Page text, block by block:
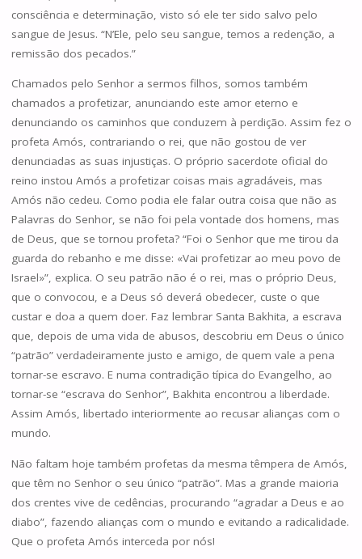
consciência e determinação, visto só ele ter sido salvo pelo
sangue de Jesus. “N’Ele, pelo seu sangue, temos a redenção, a
remissão dos pecados.”
Chamados pelo Senhor a sermos filhos, somos também
chamados a profetizar, anunciando este amor eterno e
denunciando os caminhos que conduzem à perdição. Assim fez o
profeta Amós, contrariando o rei, que não gostou de ver
denunciadas as suas injustiças. O próprio sacerdote oficial do
reino instou Amós a profetizar coisas mais agradáveis, mas
Amós não cedeu. Como podia ele falar outra coisa que não as
Palavras do Senhor, se não foi pela vontade dos homens, mas
de Deus, que se tornou profeta? “Foi o Senhor que me tirou da
guarda do rebanho e me disse: «Vai profetizar ao meu povo de
Israel»”, explica. O seu patrão não é o rei, mas o próprio Deus,
que o convocou, e a Deus só deverá obedecer, custe o que
custar e doa a quem doer. Faz lembrar Santa Bakhita, a escrava
que, depois de uma vida de abusos, descobriu em Deus o único
“patrão” verdadeiramente justo e amigo, de quem vale a pena
tornar-se escravo. E numa contradição típica do Evangelho, ao
tornar-se “escrava do Senhor”, Bakhita encontrou a liberdade.
Assim Amós, libertado interiormente ao recusar alianças com o
mundo.
Não faltam hoje também profetas da mesma têmpera de Amós,
que têm no Senhor o seu único “patrão”. Mas a grande maioria
dos crentes vive de cedências, procurando “agradar a Deus e ao
diabo”, fazendo alianças com o mundo e evitando a radicalidade.
Que o profeta Amós interceda por nós!